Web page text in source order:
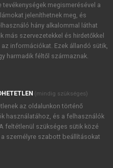
akcióiról.
Kiadó Zrt. újdonságairól,
foglaltakat tudomásul
, valamint a szotar.netés a
foglaltakat
megismerésével a
jeleníthetnek meg, és
hány alkalommal láthat
más szervezetekkel és hirdetőkkel
információkat. Ezek állandó sütik,
harmadik féltől származnak.
(mindig szükséges)
az oldalunkon történő
használatához, és a felhasználók
feltétlenül szükséges sütik közé
személyre szabott beállításokat